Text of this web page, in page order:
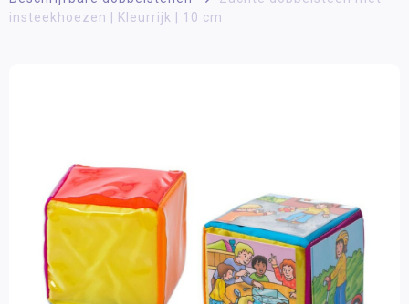
insteekhoezen | Kleurrijk | 10 cm